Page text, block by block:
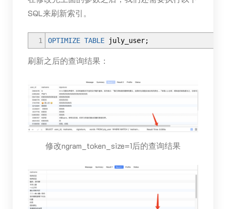
SQL来刷新索引。
1 OPTIMIZE TABLEjuly_user;
刷新之后的查询结果：
修改ngram_token_size=1后的查询结果